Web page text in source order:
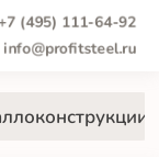
+7 (495) 111-64-92
info@profitsteel.ru